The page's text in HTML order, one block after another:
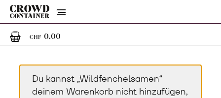
Menu
CHF 0.000 Artikel im Warenkorb
Du kannst „Wildfenchelsamen“
deinem Warenkorb nicht hinzufügen,